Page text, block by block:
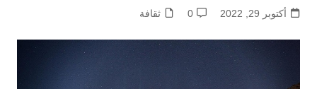
أكتوبر 29, 2022 0 ثقافة